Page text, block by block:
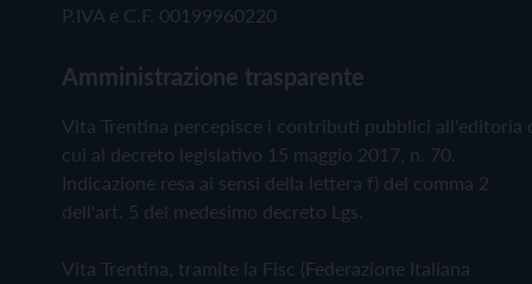
P.IVA e C.F. 00199960220
Amministrazione trasparente
Vita Trentina percepisce i contributi pubblici all'editoria
cui al decreto legislativo 15 maggio 2017, n. 70.
Indicazione resa ai sensi della lettera f) del comma 2
dell'art. 5 del medesimo decreto Lgs.
Vita Trentina, tramite la Fisc (Federazione Italiana